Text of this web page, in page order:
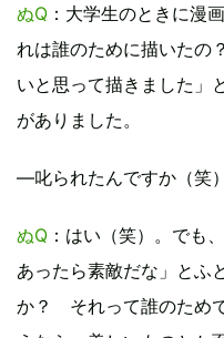
ぬQ ：大学生のときに漫
れは誰のために描いたの
いと思って描きました」
がありました。
―叱られたんですか（笑）
ぬQ ：はい（笑）。でも
あったら素敵だな」とふ
か？ それって誰のため